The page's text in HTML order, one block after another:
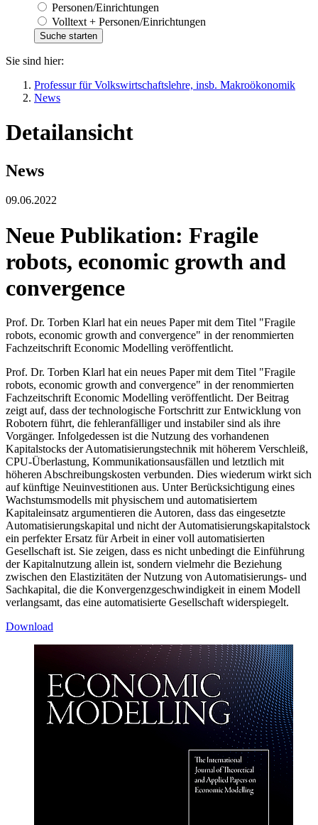
Personen/Einrichtungen
Volltext + Personen/Einrichtungen
Sie sind hier:
Professur für Volkswirtschaftslehre, insb. Makroökonomik
News
Detailansicht
News
09.06.2022
Neue Publikation: Fragile
robots, economic growth and
convergence
Prof. Dr. Torben Klarl hat ein neues Paper mit dem Titel "Fragile
robots, economic growth and convergence" in der renommierten
Fachzeitschrift Economic Modelling veröffentlicht.
Prof. Dr. Torben Klarl hat ein neues Paper mit dem Titel "Fragile
robots, economic growth and convergence" in der renommierten
Fachzeitschrift Economic Modelling veröffentlicht. Der Beitrag
zeigt auf, dass der technologische Fortschritt zur Entwicklung von
Robotern führt, die fehleranfälliger und instabiler sind als ihre
Vorgänger. Infolgedessen ist die Nutzung des vorhandenen
Kapitalstocks der Automatisierungstechnik mit höherem Verschleiß,
CPU-Überlastung, Kommunikationsausfällen und letztlich mit
höheren Abschreibungskosten verbunden. Dies wiederum wirkt sich
auf künftige Neuinvestitionen aus. Unter Berücksichtigung eines
Wachstumsmodells mit physischem und automatisiertem
Kapitaleinsatz argumentieren die Autoren, dass das eingesetzte
Automatisierungskapital und nicht der Automatisierungskapitalstock
ein perfekter Ersatz für Arbeit in einer voll automatisierten
Gesellschaft ist. Sie zeigen, dass es nicht unbedingt die Einführung
der Kapitalnutzung allein ist, sondern vielmehr die Beziehung
zwischen den Elastizitäten der Nutzung von Automatisierungs- und
Sachkapital, die die Konvergenzgeschwindigkeit in einem Modell
verlangsamt, das eine automatisierte Gesellschaft widerspiegelt.
Download